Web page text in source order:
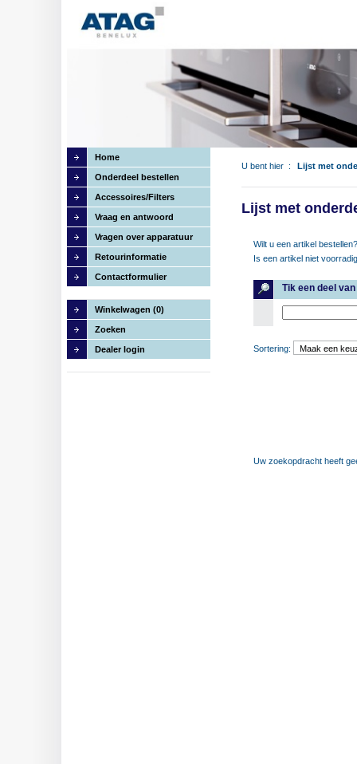
Home
Onderdeel bestellen
Accessoires/Filters
Vraag en antwoord
Vragen over apparatuur
Retourinformatie
Contactformulier
Winkelwagen (0)
Zoeken
Dealer login
U bent hier : Lijst met
Lijst met
Wilt u een artikel
Is een artikel niet
Tik een deel
Sortering:
Uw zoekopdracht heeft